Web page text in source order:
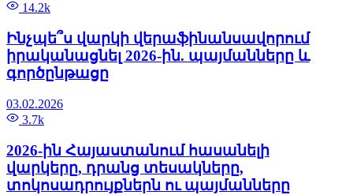
14.2k
Ինչպե՞ս վարկի վերաֆինանսավորում
իրականացնել 2026-ին. պայմանները և
գործընթացը
03.02.2026
3.7k
2026-ին Հայաստանում հասանելի
վարկերը, դրանց տեսակները,
տոկոսադրույքներն ու պայմանները